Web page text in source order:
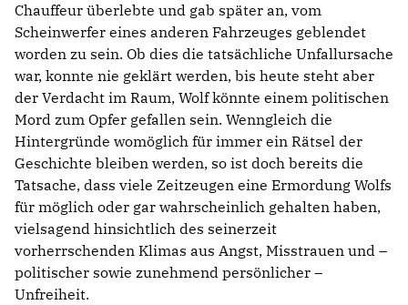
Chauffeur überlebte und gab später an, vom
Scheinwerfer eines anderen Fahrzeuges geblendet
worden zu sein. Ob dies die tatsächliche Unfallursache
war, konnte nie geklärt werden, bis heute steht aber
der Verdacht im Raum, Wolf könnte einem politischen
Mord zum Opfer gefallen sein. Wenngleich die
Hintergründe womöglich für immer ein Rätsel der
Geschichte bleiben werden, so ist doch bereits die
Tatsache, dass viele Zeitzeugen eine Ermordung Wolfs
für möglich oder gar wahrscheinlich gehalten haben,
vielsagend hinsichtlich des seinerzeit
vorherrschenden Klimas aus Angst, Misstrauen und –
politischer sowie zunehmend persönlicher –
Unfreiheit.